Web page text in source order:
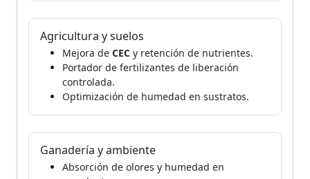
Agricultura y suelos
Mejora de CEC y retención de nutrientes.
Portador de fertilizantes de liberación
controlada.
Optimización de humedad en sustratos.
Ganadería y ambiente
Absorción de olores y humedad en